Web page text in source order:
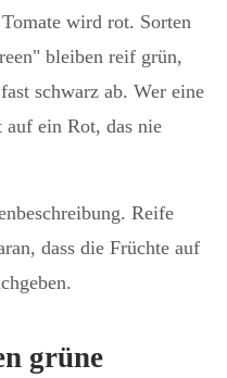
wird rot. Sorten
bleiben reif grün,
schwarz ab. Wer eine
auf ein Rot, das nie
Reife
dass die Früchte auf
grüne